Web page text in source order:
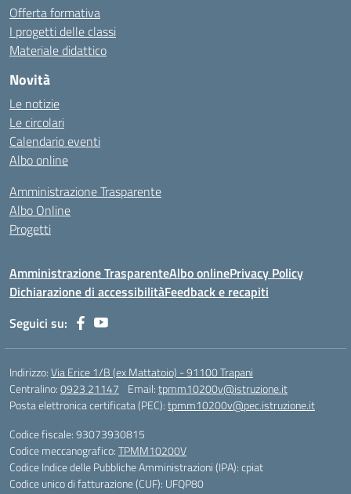
Offerta formativa
I progetti delle classi
Materiale didattico
Novità
Le notizie
Le circolari
Calendario eventi
Albo online
Amministrazione Trasparente
Albo Online
Progetti
Amministrazione TrasparenteAlbo onlinePrivacy Policy
Dichiarazione di accessibilitàFeedback e recapiti
Seguici su:
Indirizzo:Via Erice 1/B (ex Mattatoio) - 91100 Trapani
Centralino:0923 21147 Email:tpmm10200v@istruzione.it
Posta elettronica certificata (PEC):tpmm10200v@pec.istruzione.it
Codice fiscale: 93073930815
Codice meccanografico:TPMM10200V
Codice Indice delle Pubbliche Amministrazioni (IPA): cpiat
Codice unico di fatturazione (CUF): UFQP80